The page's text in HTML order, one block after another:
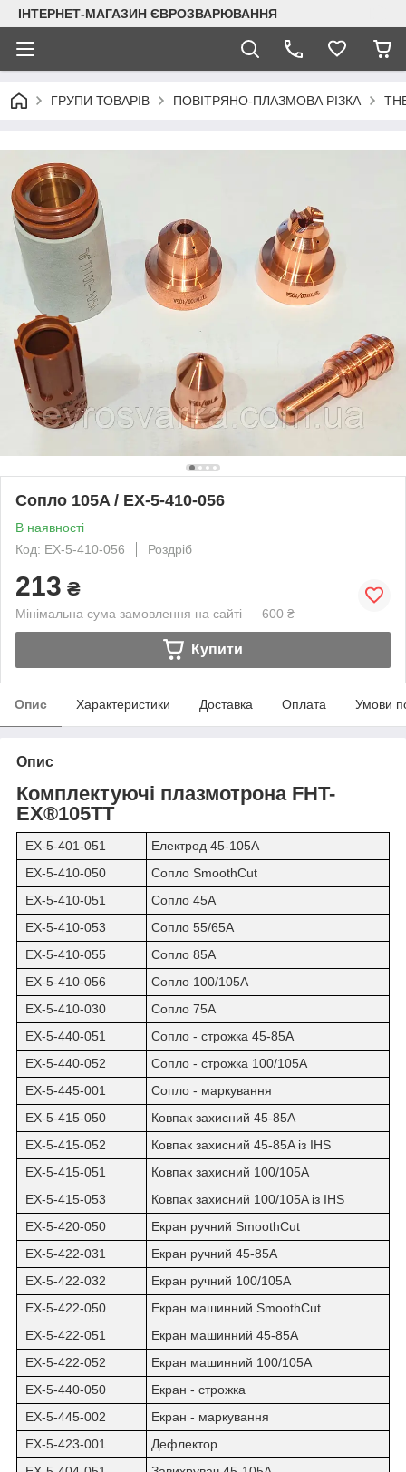
ІНТЕРНЕТ-МАГАЗИН ЄВРОЗВАРЮВАННЯ
ГРУПИ ТОВАРІВ ПОВІТРЯНО-ПЛАЗМОВА РІЗКА
Сопло 105A / EX-5-410-056
В наявності
Код: EX-5-410-056
Роздріб
213 ₴
Мінімальна сума замовлення на сайті — 600 ₴
Купити
Опис Характеристики Доставка Оплата Умови
Опис
Комплектуючі плазмотрона FHT-
EX®105TT
EX-5-401-051
Електрод 45-105A
EX-5-410-050
Сопло SmoothCut
EX-5-410-051
Сопло 45A
EX-5-410-053
Сопло 55/65A
EX-5-410-055
Сопло 85A
EX-5-410-056
Сопло 100/105A
EX-5-410-030
Сопло 75A
EX-5-440-051
Сопло - строжка 45-85A
EX-5-440-052
Сопло - строжка 100/105A
EX-5-445-001
Сопло - маркування
EX-5-415-050
Ковпак захисний 45-85A
EX-5-415-052
Ковпак захисний 45-85A із IHS
EX-5-415-051
Ковпак захисний 100/105A
EX-5-415-053
Ковпак захисний 100/105A із IHS
EX-5-420-050
Екран ручний SmoothCut
EX-5-422-031
Екран ручний 45-85A
EX-5-422-032
Екран ручний 100/105A
EX-5-422-050
Екран машинний SmoothCut
EX-5-422-051
Екран машинний 45-85A
EX-5-422-052
Екран машинний 100/105A
EX-5-440-050
Екран - строжка
EX-5-445-002
Екран - маркування
EX-5-423-001
Дефлектор